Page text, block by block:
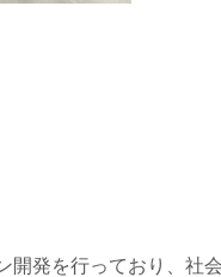
発を行っており、社